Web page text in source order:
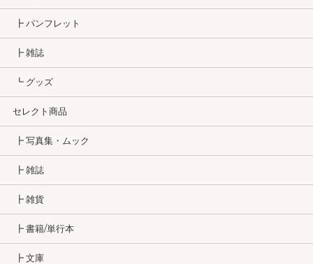
┣ パンフレット
┣ 雑誌
┗ グッズ
セレクト商品
┣ 写真集・ムック
┣ 雑誌
┣ 雑貨
┣ 書籍/単行本
┣ 文庫